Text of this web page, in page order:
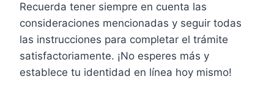
Recuerda tener siempre en cuenta las
consideraciones mencionadas y seguir todas
las instrucciones para completar el trámite
satisfactoriamente. ¡No esperes más y
establece tu identidad en línea hoy mismo!